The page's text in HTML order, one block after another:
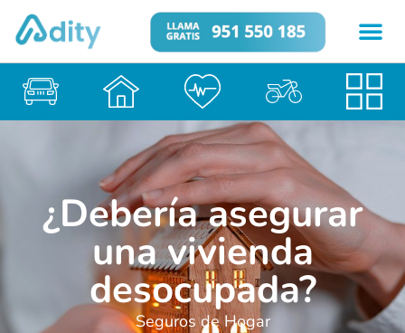
¿Debería asegurar
una vivienda
desocupada?
Seguros de Hogar